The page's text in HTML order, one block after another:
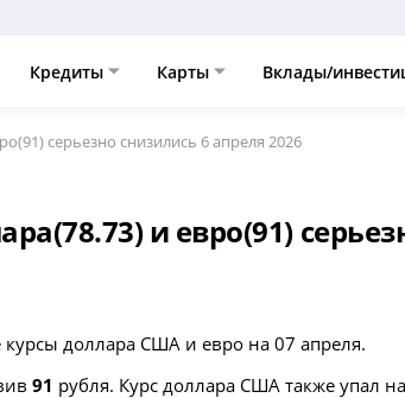
Кредиты Карты Вклады/
серьезно снизились 6 апреля 2026
и евро(91)
доллара США и евро на 07 апреля.
91 рубля. Курс доллара США также упал на